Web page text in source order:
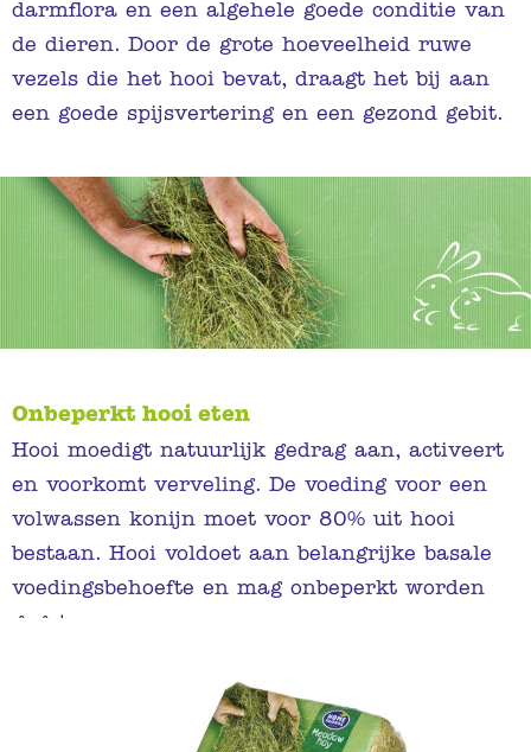
darmflora en een algehele goede conditie van
de dieren. Door de grote hoeveelheid ruwe
vezels die het hooi bevat, draagt het bij aan
een goede spijsvertering en een gezond gebit.
Onbeperkt hooi eten
Hooi moedigt natuurlijk gedrag aan, activeert
en voorkomt verveling. De voeding voor een
volwassen konijn moet voor 80% uit hooi
bestaan. Hooi voldoet aan belangrijke basale
voedingsbehoefte en mag onbeperkt worden
gegeten.